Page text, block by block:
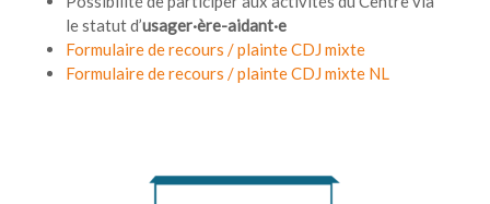
le statut d’usager·ère-aidant·e
Formulaire de recours / plainte CDJ mixte
Formulaire de recours / plainte CDJ mixte NL